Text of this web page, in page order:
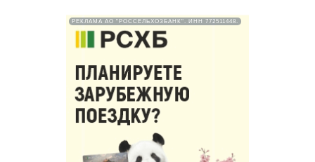
РЕКЛАМА АО "РОССЕЛЬХОЗБАНК". ИНН 772511448.